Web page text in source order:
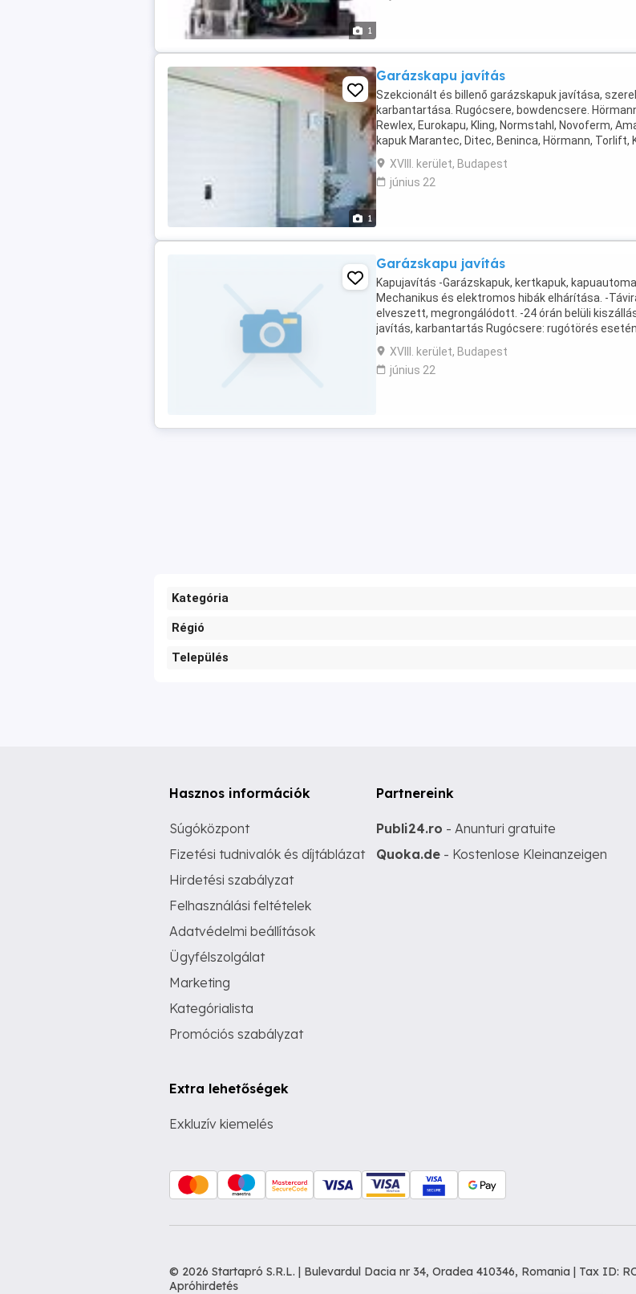
1
1
Garázskapu javítás
Szekcionált és billenő garázskapuk javítása,
karbantartása. Rugócsere, bowdencsere.
Rewlex, Eurokapu, Kling, Normstahl, Novoferm,
kapuk Marantec, Ditec, Beninca, Hörmann, Torlift,
Exitel, Kling, Came, Cardin Rib motorok ...
XVIII. kerület, Budapest
június 22
Garázskapu javítás
Kapujavítás -Garázskapuk, kertkapuk,
Mechanikus és elektromos hibák elhárítása. -
elveszett, megrongálódott. -24 órán belüli
javítás, karbantartás Rugócsere: rugótörés
expanziós rugók. Bowden szakadás ...
XVIII. kerület, Budapest
június 22
Kategória
Régió
Település
Hasznos információk
Súgóközpont
Fizetési tudnivalók és díjtáblázat
Hirdetési szabályzat
Felhasználási feltételek
Adatvédelmi beállítások
Ügyfélszolgálat
Marketing
Kategórialista
Promóciós szabályzat
Extra lehetőségek
Exkluzív kiemelés
Partnereink
Publi24.ro - Anunturi gratuite
Quoka.de - Kostenlose Kleinanzeigen
© 2026 Startapró S.R.L. | Bulevardul Dacia nr 34, Oradea 410346, Romania | Tax ID:
Apróhirdetés